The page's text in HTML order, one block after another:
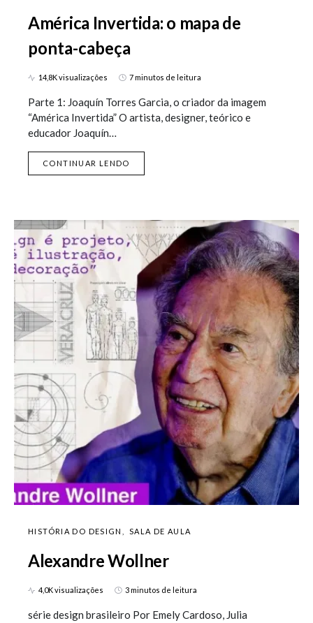
América Invertida: o mapa de
ponta-cabeça
14,8K visualizações 7 minutos de leitura
Parte 1: Joaquín Torres Garcia, o criador da imagem
“América Invertida” O artista, designer, teórico e
educador Joaquín…
CONTINUAR LENDO
HISTÓRIA DO DESIGN SALA DE AULA
Alexandre Wollner
4,0K visualizações 3 minutos de leitura
série design brasileiro Por Emely Cardoso, Julia